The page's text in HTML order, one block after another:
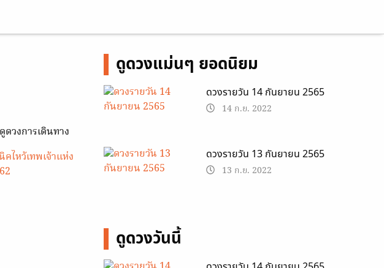
วงการเดินทาง
ดูดวงแม่นๆ ยอดนิยม
ดวงรายวัน 14 กันยายน 2565
14 ก.ย. 2022
ดวงรายวัน 13 กันยายน 2565
13 ก.ย. 2022
ดูดวงวันนี้